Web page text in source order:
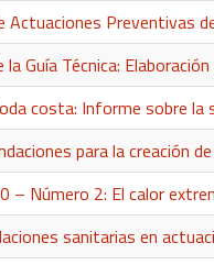
Actuaciones Preventivas
la Guía Técnica:
costa: Informe sobre la
para la creación
– Número 2: El calor
sanitarias en